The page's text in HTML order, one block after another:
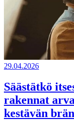
29.04.2026
Säästätkö
rakennat
kestävän